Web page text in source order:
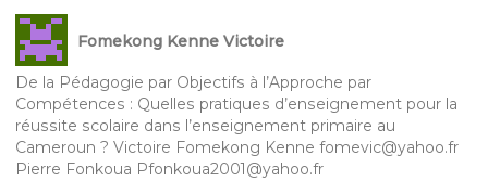
Fomekong Kenne Victoire
De la Pédagogie par Objectifs à l’Approche par
Compétences : Quelles pratiques d’enseignement pour la
réussite scolaire dans l’enseignement primaire au
Cameroun ? Victoire Fomekong Kenne fomevic@yahoo.fr
Pierre Fonkoua Pfonkoua2001@yahoo.fr